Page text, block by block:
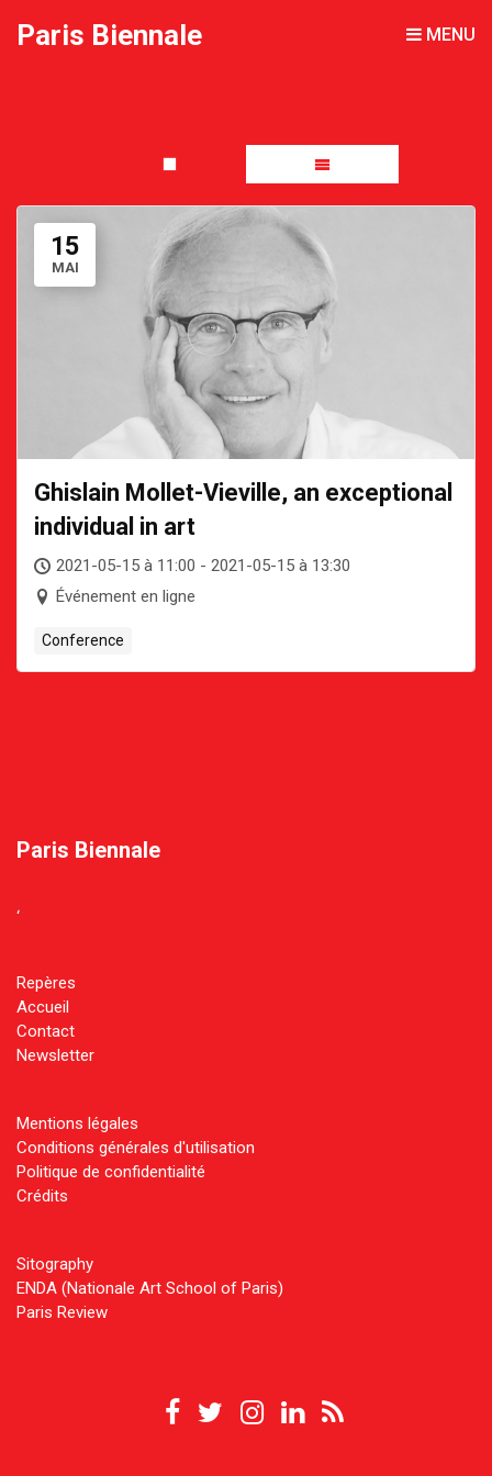
Paris Biennale MENU
15
MAI
Ghislain Mollet-Vieville, an exceptional
individual in art
2021-05-15 à 11:00 - 2021-05-15 à 13:30
Événement en ligne
Conference
Paris Biennale
‘
Repères
Accueil
Contact
Newsletter
Mentions légales
Conditions générales d'utilisation
Politique de confidentialité
Crédits
Sitography
ENDA (Nationale Art School of Paris)
Paris Review